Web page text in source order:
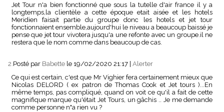
Jet Tour n'a bien fonctionné que sous la tutelle d'air france il y a
longtemps,la clientèle a cette époque etait aisée et les hotels
Meridien faisait partie du groupe donc les hotels et jet tour
fonctionnaient ensemble,aujourd'hui le niveau a beaucoup baissé je
pense que jet tour vivotera jusqu'a une refonte avec un groupe.il ne
restera que le nom comme dans beaucoup de cas.
2.Posté par Babette le 19/02/2020 21:17 Alerter
Ce qui est certain, c'est que Mr Vighier fera certainement mieux que
Nicolas DELORD ( ex patron de Thomas Cook et Jet tours )...En
même temps, pas compliqué, quand on voit ce qu'il a fait de cette
magnifique marque qu'était Jet Tours, un gâchis .. Je me demande
comme personne n"a rien vu ?